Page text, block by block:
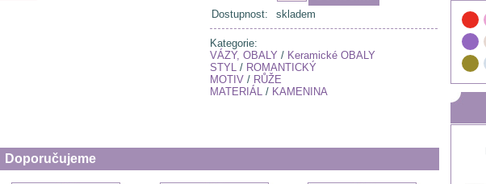
Dostupnost:
skladem
Kategorie:
VÁZY, OBALY / Keramické OBALY
STYL / ROMANTICKÝ
MOTIV / RŮŽE
MATERIÁL / KAMENINA
Doporučujeme